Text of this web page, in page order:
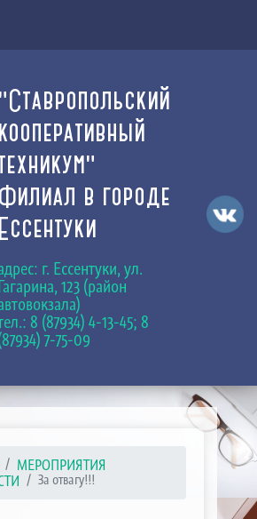
"Ставропольский
кооперативный
Филиал в городе
Ессентуки
г. Ессентуки, ул.
123 (район
8 (87934) 4-13-45; 8
7-75-09
МЕРОПРИЯТИЯ
За отвагу!!!